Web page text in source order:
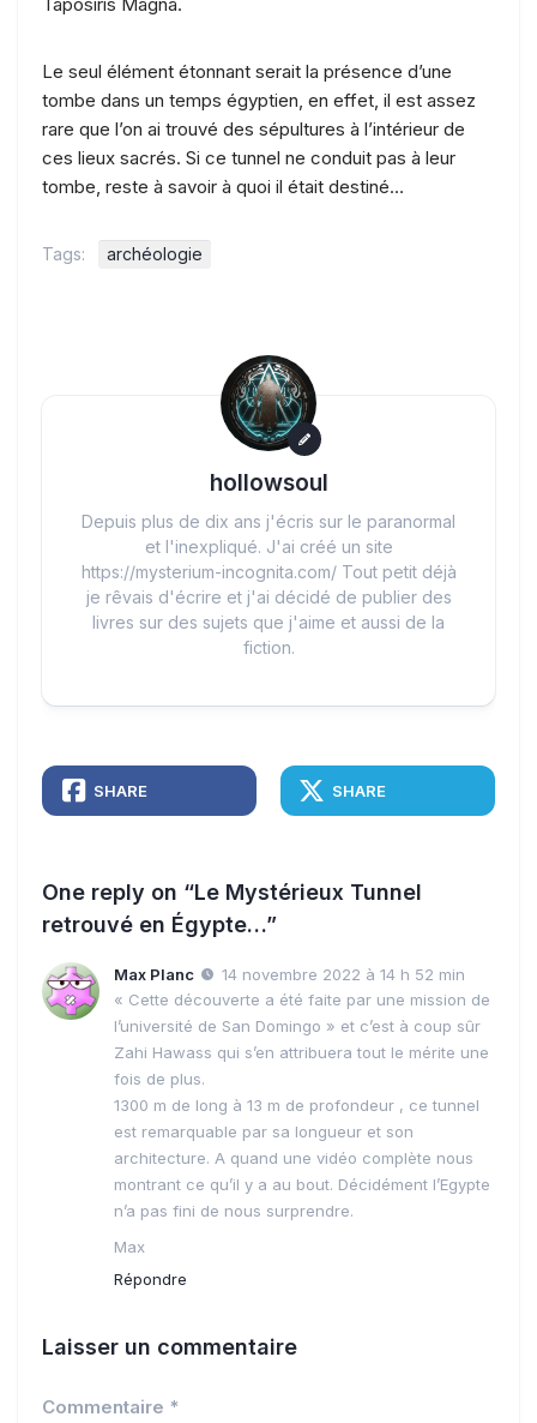
Le seul élément étonnant serait la présence d’une
tombe dans un temps égyptien, en effet, il est assez
rare que l’on ai trouvé des sépultures à l’intérieur de
ces lieux sacrés. Si ce tunnel ne conduit pas à leur
tombe, reste à savoir à quoi il était destiné…
Tags: archéologie
hollowsoul
Depuis plus de dix ans j'écris sur le paranormal
et l'inexpliqué. J'ai créé un site
https://mysterium-incognita.com/ Tout petit déjà
je rêvais d'écrire et j'ai décidé de publier des
livres sur des sujets que j'aime et aussi de la
fiction.
SHARE SHARE
One reply on “Le Mystérieux Tunnel
retrouvé en Égypte…”
Max Planc
14 novembre 2022 à 14 h 52 min
« Cette découverte a été faite par une mission de
l’université de San Domingo » et c’est à coup sûr
Zahi Hawass qui s’en attribuera tout le mérite une
fois de plus.
1300 m de long à 13 m de profondeur , ce tunnel
est remarquable par sa longueur et son
architecture. A quand une vidéo complète nous
montrant ce qu’il y a au bout. Décidément l’Egypte
n’a pas fini de nous surprendre.
Max
Répondre
Laisser un commentaire
Commentaire *